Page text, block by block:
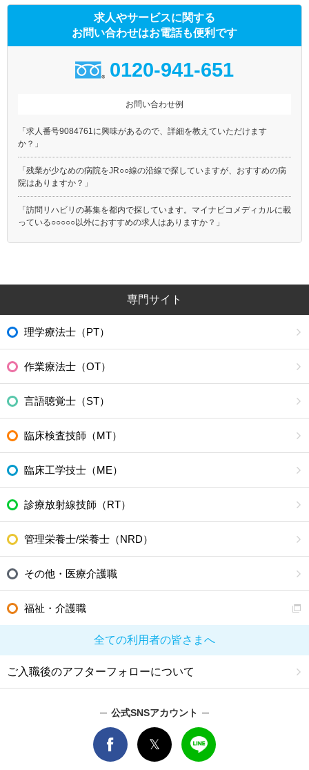
求人やサービスに関する
お問い合わせはお電話も便利です
0120-941-651
お問い合わせ例
「求人番号9084761に興味があるので、詳細を教えていただけます
か？」
「残業が少なめの病院をJR○○線の沿線で探していますが、おすすめの病
院はありますか？」
「訪問リハビリの募集を都内で探しています。マイナビコメディカルに載
っている○○○○○以外におすすめの求人はありますか？」
専門サイト
理学療法士（PT）
作業療法士（OT）
言語聴覚士（ST）
臨床検査技師（MT）
臨床工学技士（ME）
診療放射線技師（RT）
管理栄養士/栄養士（NRD）
その他・医療介護職
福祉・介護職
全ての利用者の皆さまへ
ご入職後のアフターフォローについて
公式SNSアカウント